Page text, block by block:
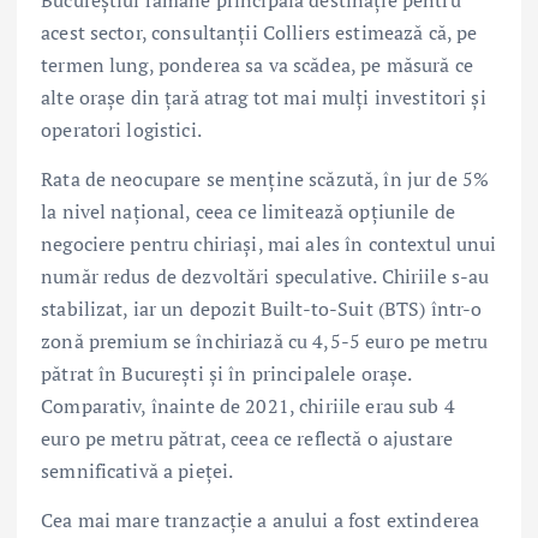
acest sector, consultanții Colliers estimează că, pe
termen lung, ponderea sa va scădea, pe măsură ce
alte orașe din țară atrag tot mai mulți investitori și
operatori logistici.
Rata de neocupare se menține scăzută, în jur de 5%
la nivel național, ceea ce limitează opțiunile de
negociere pentru chiriași, mai ales în contextul unui
număr redus de dezvoltări speculative. Chiriile s-au
stabilizat, iar un depozit Built-to-Suit (BTS) într-o
zonă premium se închiriază cu 4,5-5 euro pe metru
pătrat în București și în principalele orașe.
Comparativ, înainte de 2021, chiriile erau sub 4
euro pe metru pătrat, ceea ce reflectă o ajustare
semnificativă a pieței.
Cea mai mare tranzacție a anului a fost extinderea